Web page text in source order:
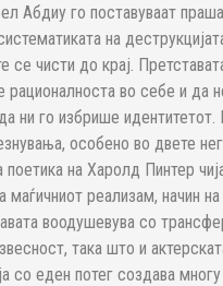
Абдиу го поставуваат
на
се чисти до крај.
во себе и да
ни го избрише
особено во двете
на Харолд Пинтер
маѓичниот реализам, начин
воодушевува со
така што и
со еден потег создава